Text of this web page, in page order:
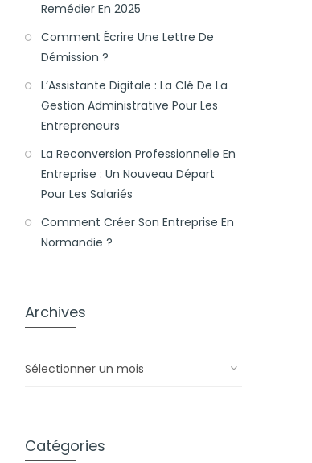
Remédier En 2025
Comment Écrire Une Lettre De
Démission ?
L’Assistante Digitale : La Clé De La
Gestion Administrative Pour Les
Entrepreneurs
La Reconversion Professionnelle En
Entreprise : Un Nouveau Départ
Pour Les Salariés
Comment Créer Son Entreprise En
Normandie ?
Archives
Catégories